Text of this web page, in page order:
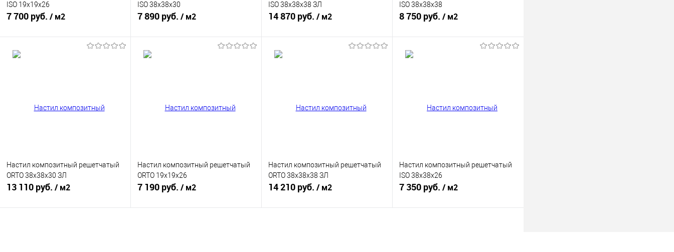
ISO 19x19x26
7 700 руб. / м2
ISO 38x38x30
7 890 руб. / м2
ISO 38x38x38 ЗЛ
14 870 руб. / м2
ISO 38x38x38
8 750 руб. / м2
Настил композитный решетчатый
ORTO 38x38x30 ЗЛ
13 110 руб. / м2
Настил композитный решетчатый
ORTO 19x19x26
7 190 руб. / м2
Настил композитный решетчатый
ORTO 38x38x38 ЗЛ
14 210 руб. / м2
Настил композитный решетчатый
ISO 38x38x26
7 350 руб. / м2